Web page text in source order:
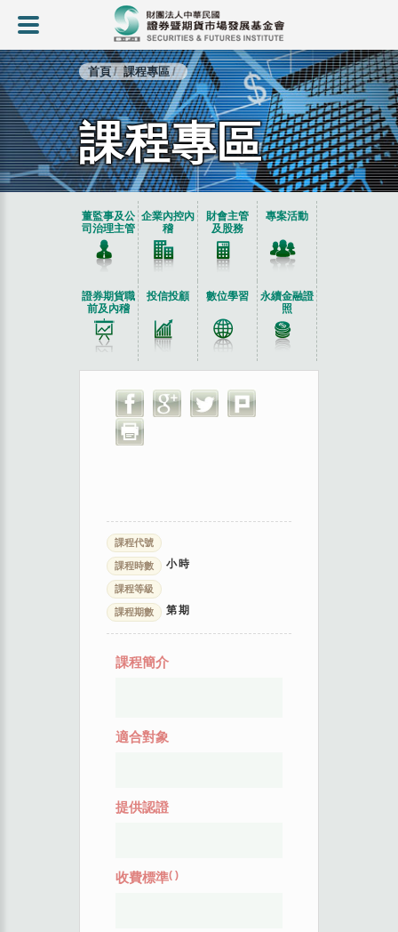
首頁 課程專區
課程專區
董監事及公
司治理主管
企業內控內
稽
財會主管
及股務
專案活動
證券期貨職
前及內稽
投信投顧 數位學習
永續金融證
照
課程代號
課程時數 小時
課程等級
課程期數 第期
課程簡介
適合對象
提供認證
收費標準( )